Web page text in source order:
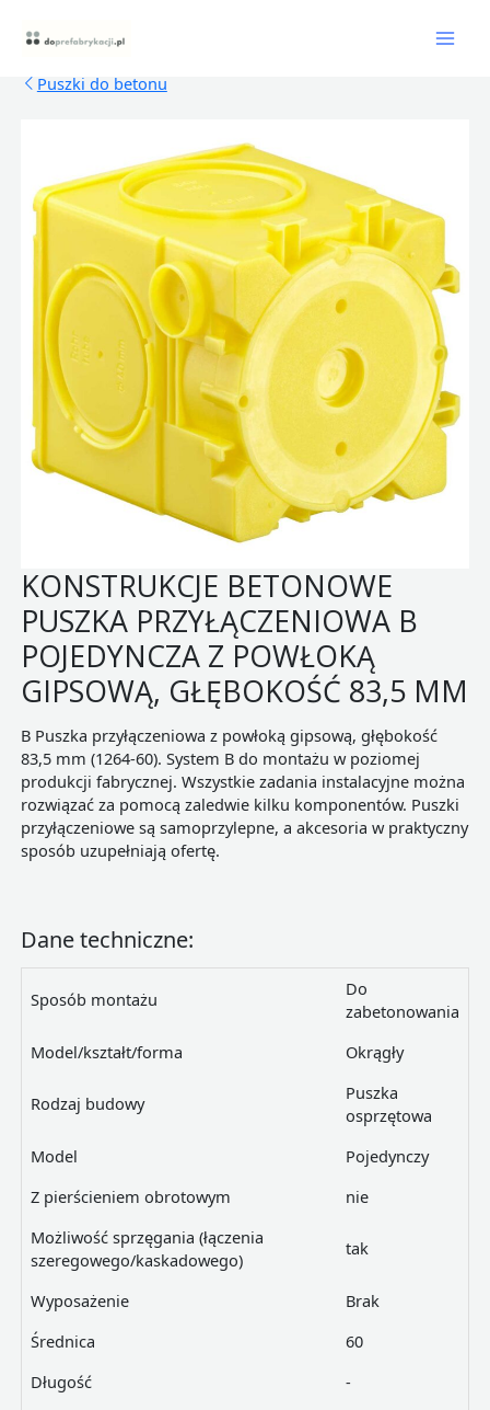
Puszki do betonu
KONSTRUKCJE BETONOWE
PUSZKA PRZYŁĄCZENIOWA B
POJEDYNCZA Z POWŁOKĄ
GIPSOWĄ, GŁĘBOKOŚĆ 83,5 MM
B Puszka przyłączeniowa z powłoką gipsową, głębokość
83,5 mm (1264-60). System B do montażu w poziomej
produkcji fabrycznej. Wszystkie zadania instalacyjne można
rozwiązać za pomocą zaledwie kilku komponentów. Puszki
przyłączeniowe są samoprzylepne, a akcesoria w praktyczny
sposób uzupełniają ofertę.
Dane techniczne:
Sposób montażu
Do
zabetonowania
Model/kształt/forma
Okrągły
Rodzaj budowy
Puszka
osprzętowa
Model
Pojedynczy
Z pierścieniem obrotowym
nie
Możliwość sprzęgania (łączenia
szeregowego/kaskadowego)
tak
Wyposażenie
Brak
Średnica
60
Długość
-